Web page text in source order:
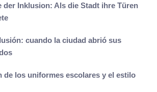
der Inklusion: Als die Stadt ihre Türen
cuando la ciudad abrió sus
de los uniformes escolares y el estilo